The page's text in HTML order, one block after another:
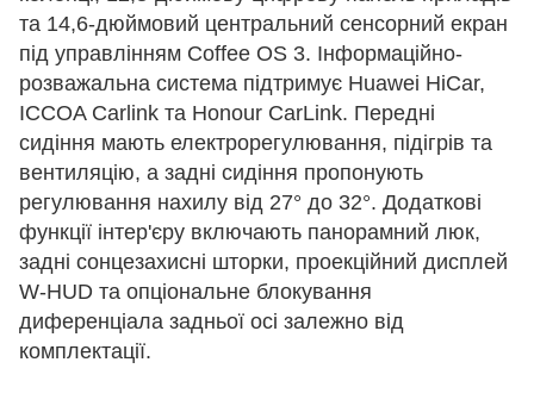
та 14,6-дюймовий центральний сенсорний екран
під управлінням Coffee OS 3. Інформаційно-
розважальна система підтримує Huawei HiCar,
ICCOA Carlink та Honour CarLink. Передні
сидіння мають електрорегулювання, підігрів та
вентиляцію, а задні сидіння пропонують
регулювання нахилу від 27° до 32°. Додаткові
функції інтер'єру включають панорамний люк,
задні сонцезахисні шторки, проекційний дисплей
W-HUD та опціональне блокування
диференціала задньої осі залежно від
комплектації.